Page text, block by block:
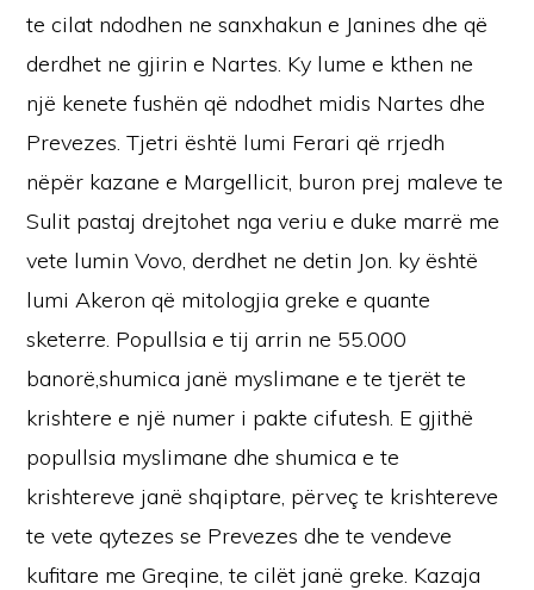
te cilat ndodhen ne sanxhakun e Janines dhe që
derdhet ne gjirin e Nartes. Ky lume e kthen ne
një kenete fushën që ndodhet midis Nartes dhe
Prevezes. Tjetri është lumi Ferari që rrjedh
nëpër kazane e Margellicit, buron prej maleve te
Sulit pastaj drejtohet nga veriu e duke marrë me
vete lumin Vovo, derdhet ne detin Jon. ky është
lumi Akeron që mitologjia greke e quante
sketerre. Popullsia e tij arrin ne 55.000
banorë,shumica janë myslimane e te tjerët te
krishtere e një numer i pakte cifutesh. E gjithë
popullsia myslimane dhe shumica e te
krishtereve janë shqiptare, përveç te krishtereve
te vete qytezes se Prevezes dhe te vendeve
kufitare me Greqine, te cilët janë greke. Kazaja